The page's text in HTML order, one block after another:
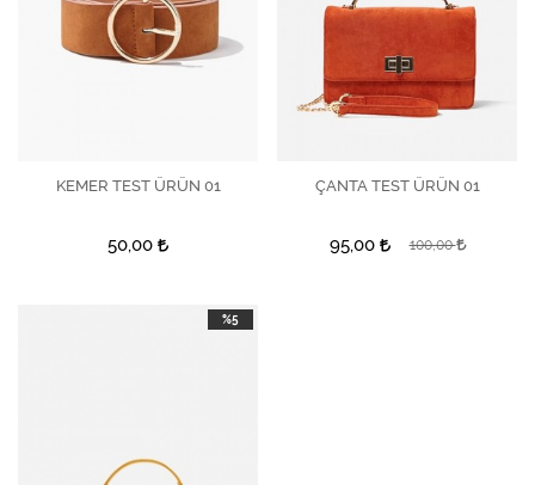
İncele
KEMER TEST ÜRÜN 01
50,00
İncele
ÇANTA TEST ÜRÜN 01
95,00 100,00
%5